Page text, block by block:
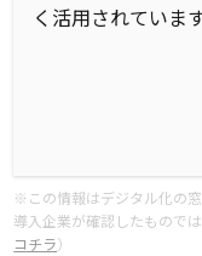
く活用されています
※この情報はデジタル化の
導入企業が確認したもので
コチラ）